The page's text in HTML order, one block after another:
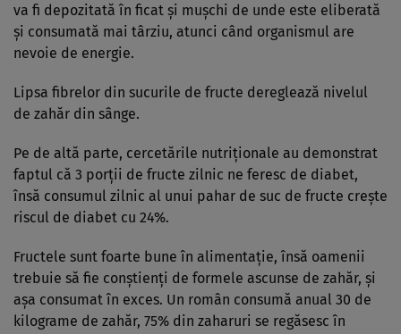
va fi depozitată în ficat şi muşchi de unde este eliberată
şi consumată mai târziu, atunci când organismul are
nevoie de energie.
Lipsa fibrelor din sucurile de fructe dereglează nivelul
de zahăr din sânge.
Pe de altă parte, cercetările nutriţionale au demonstrat
faptul că 3 porţii de fructe zilnic ne feresc de diabet,
însă consumul zilnic al unui pahar de suc de fructe creşte
riscul de diabet cu 24%.
Fructele sunt foarte bune în alimentaţie, însă oamenii
trebuie să fie conştienţi de formele ascunse de zahăr, şi
aşa consumat în exces. Un român consumă anual 30 de
kilograme de zahăr, 75% din zaharuri se regăsesc în